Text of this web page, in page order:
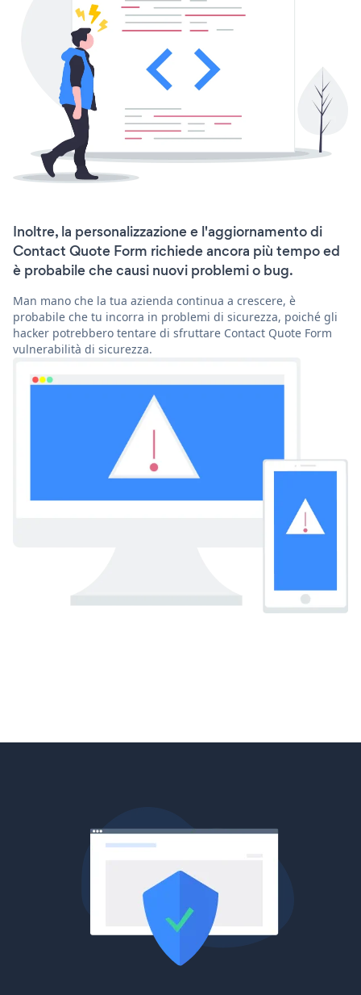
Inoltre, la personalizzazione e l'aggiornamento di
Contact Quote Form richiede ancora più tempo ed
è probabile che causi nuovi problemi o bug.
Man mano che la tua azienda continua a crescere, è
probabile che tu incorra in problemi di sicurezza, poiché gli
hacker potrebbero tentare di sfruttare Contact Quote Form
vulnerabilità di sicurezza.